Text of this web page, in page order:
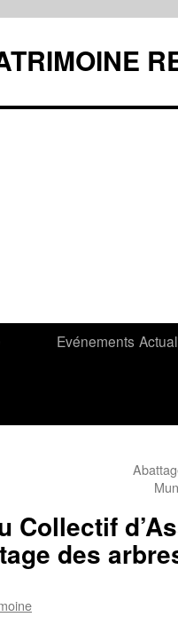
Evénements
Collectif
des